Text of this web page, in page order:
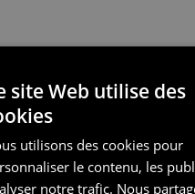
site Web utilise des
utilisons des cookies pour
le contenu, les
notre trafic. Nous